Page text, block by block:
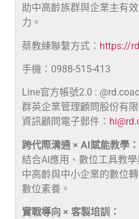
助中高齡族群與企業主有
力。
蔡教練聯繫方式： https://
手機：0988-515-413
Line官方帳號2.0 :
群英企業管理顧問股份有限
資訊顧問電子郵件：
跨代際溝通 × AI賦能教學：
結合AI應用、數位工具教
中高齡與中小企業的數位
數位素養。
實戰導向 × 客製培訓：